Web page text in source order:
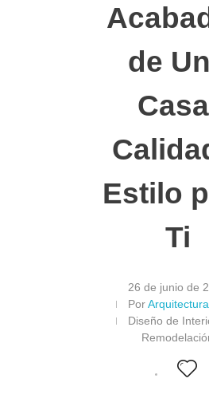
de
Estilo
Ti
26 de junio de
Por
Diseño de